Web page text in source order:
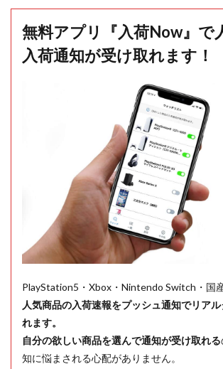
無料アプリ『入荷Now』で
入荷通知が受け取れます！
PlayStation5・Xbox・Nintendo Switch・国
人気商品の入荷速報をプッシュ通知でリア
れます。
自分の欲しい商品を選んで通知が受け取れる
知に悩まされる心配がありません。